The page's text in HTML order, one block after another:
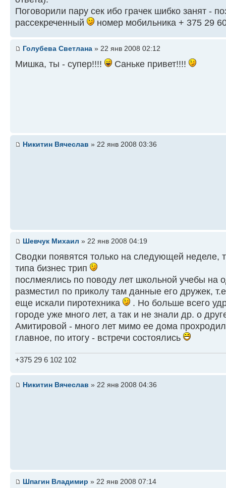
Поговорили пару сек ибо грачек шибко занят -
рассекреченный
номер мобильника + 375 29
Голубева Светлана » 22 янв 2008 02:12
Мишка, ты - супер!!!! Саньке привет!!!!
Никитин Вячеслав » 22 янв 2008 03:36
Шевчук Михаил » 22 янв 2008 04:19
Сводки появятся только на следующей неделе,
типа бизнес трип
послмеялись по поводу лет школьной учебы на
разместил по приколу там данные его дружек,
еще искали пиротехника
. Но больше всего
городе уже много лет, а так и не знали др. о
Амитировой - много лет мимо ее дома
главное, по итогу - встречи состоялись
+375 29 6 102 102
Никитин Вячеслав » 22 янв 2008 04:36
Шпагин Владимир » 22 янв 2008 07:14